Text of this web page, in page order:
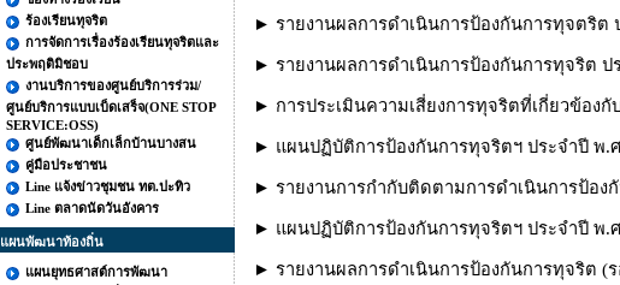
ร้องเรียนทุจริต
การจัดการเรื่องร้องเรียนทุจริตและ
ประพฤติมิชอบ
งานบริการของศูนย์บริการร่วม/
ศูนย์บริการแบบเบ็ดเสร็จ(ONE STOP
SERVICE:OSS)
ศูนย์พัฒนาเด็กเล็กบ้านบางสน
คู่มือประชาชน
Line แจ้งข่าวชุมชน ทต.ปะทิว
Line ตลาดนัดวันอังคาร
แผนพัฒนาท้องถิ่น
แผนยุทธศาสต์การพัฒนา
► รายงานผลการดำเนินการป้องกันการทุจตริต
► รายงานผลการดำเนินการป้องกันการทุจริต ป
► การประเมินความเสี่ยงการทุจริตที่เกี่ยวข้อ
► แผนปฏิบัติการป้องกันการทุจริตฯ ประจำปี พ.
► รายงานการกำกับติดตามการดำเนินการป้อง
► แผนปฏิบัติการป้องกันการทุจริตฯ ประจำปี พ.ศ
► รายงานผลการดำเนินการป้องกันการทุจริต (ร